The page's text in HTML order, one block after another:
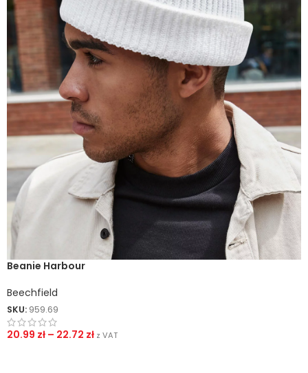
Beanie Harbour
Beechfield
SKU: 959.69
20.99 zł – 22.72 zł z VAT